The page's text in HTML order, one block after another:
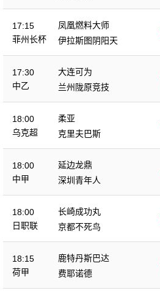
17:15
菲州长杯
凤凰燃料大师
伊拉斯图阴阳天
17:30
中乙
大连可为
兰州陇原竞技
18:00
乌克超
柔亚
克里夫巴斯
18:00
中甲
延边龙鼎
深圳青年人
18:00
日职联
长崎成功丸
京都不死鸟
18:15
荷甲
鹿特丹斯巴达
费耶诺德